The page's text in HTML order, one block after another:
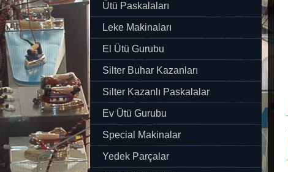
Ütü Paskalaları
Leke Makinaları
El Ütü Gurubu
Silter Buhar Kazanları
Silter Kazanlı Paskalalar
Ev Ütü Gurubu
Special Makinalar
Yedek Parçalar